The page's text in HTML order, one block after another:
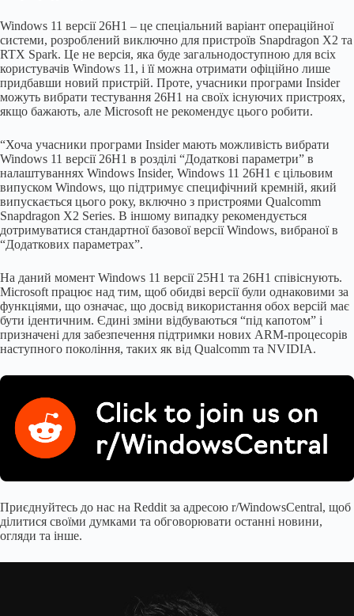
Windows 11 версії 26H1 – це спеціальний варіант операційної
системи, розроблений виключно для пристроїв Snapdragon X2 та
RTX Spark. Це не версія, яка буде загальнодоступною для всіх
користувачів Windows 11, і її можна отримати офіційно лише
придбавши новий пристрій. Проте, учасники програми Insider
можуть вибрати тестування 26H1 на своїх існуючих пристроях,
якщо бажають, але Microsoft не рекомендує цього робити.
“Хоча учасники програми Insider мають можливість вибрати
Windows 11 версії 26H1 в розділі “Додаткові параметри” в
налаштуваннях Windows Insider, Windows 11 26H1 є цільовим
випуском Windows, що підтримує специфічний кремній, який
випускається цього року, включно з пристроями Qualcomm
Snapdragon X2 Series. В іншому випадку рекомендується
дотримуватися стандартної базової версії Windows, вибраної в
“Додаткових параметрах”.
На даний момент Windows 11 версії 25H1 та 26H1 співіснують.
Microsoft працює над тим, щоб обидві версії були однаковими за
функціями, що означає, що досвід використання обох версій має
бути ідентичним. Єдині зміни відбуваються “під капотом” і
призначені для забезпечення підтримки нових ARM-процесорів
наступного покоління, таких як від Qualcomm та NVIDIA.
Приєднуйтесь до нас на Reddit за адресою r/WindowsCentral, щоб
ділитися своїми думками та обговорювати останні новини,
огляди та інше.